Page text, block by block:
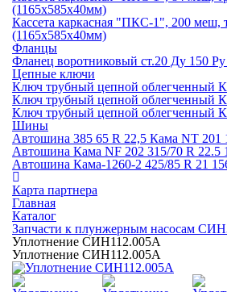
(1165х585х40мм)
Кассета каркасная "ПКС-1", 200 меш,
(1165х585х40мм)
Фланцы
Фланец воротниковый ст.20 Ду 150
Цепные ключи
Ключ трубный цепной облегченный
Ключ трубный цепной облегченный
Ключ трубный цепной облегченный
Шины
Автошина 385 65 R 22,5 Кама NT 201
Автошина Кама NF 202 315/70 R 22.5
Автошина Кама-1260-2 425/85 R 21
Карта партнера
Главная
Каталог
Запчасти к плунжерным насосам
Уплотнение СИН112.005А
Уплотнение СИН112.005А